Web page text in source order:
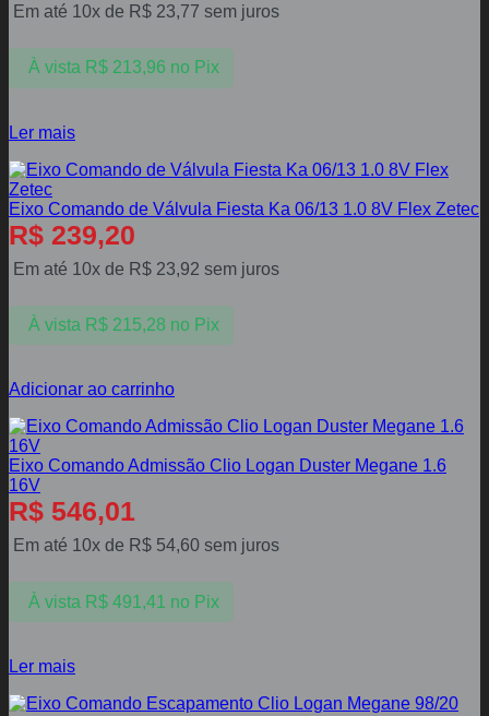
Em até 10x de R$ 23,77 sem juros
À vista R$213,96 no Pix
Ler mais
Eixo Comando de Válvula Fiesta Ka 06/13 1.0 8V Flex Zetec
R$ 239,20
Em até 10x de R$ 23,92 sem juros
À vista R$215,28 no Pix
Adicionar ao carrinho
Eixo Comando Admissão Clio Logan Duster Megane 1.6
16V
R$ 546,01
Em até 10x de R$ 54,60 sem juros
À vista R$491,41 no Pix
Ler mais